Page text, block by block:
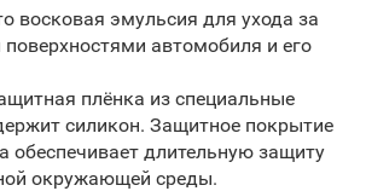
восковая эмульсия для ухода за
автомобиля и его
плёнка из специальные
силикон. Защитное покрытие
обеспечивает длительную защиту
окружающей среды.